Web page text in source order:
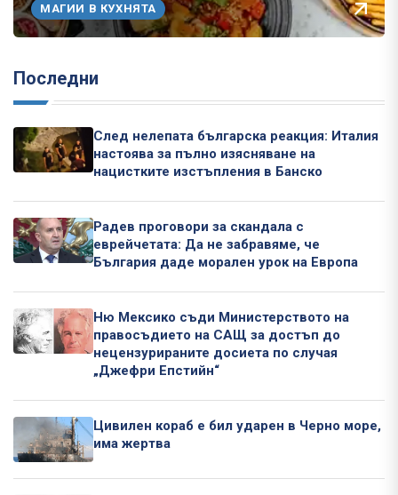
МАГИИ В КУХНЯТА
Последни
След нелепата българска реакция: Италия
настоява за пълно изясняване на
нацистките изстъпления в Банско
Радев проговори за скандала с
еврейчетата: Да не забравяме, че
България даде морален урок на Европа
Ню Мексико съди Министерството на
правосъдието на САЩ за достъп до
нецензурираните досиета по случая
„Джефри Епстийн“
Цивилен кораб е бил ударен в Черно море,
има жертва